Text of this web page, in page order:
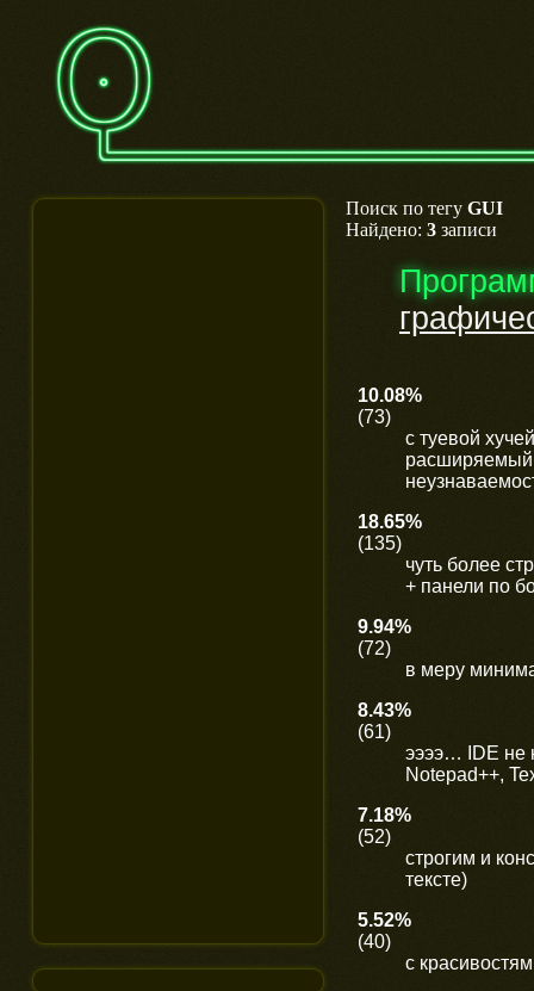
Поиск по тегу GUI
Найдено: 3 записи
10.08%
(73)
с туевой
расширяемый
18.65%
(135)
чуть более
+ панели по
9.94%
(72)
в меру
8.43%
(61)
ээээ… IDE не
Notepad++,
7.18%
(52)
строгим и
тексте)
5.52%
(40)
с